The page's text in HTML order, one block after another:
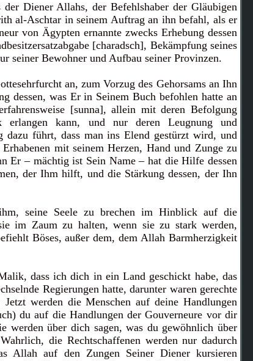
der Diener Allahs, der Befehlshaber der Gläubigen
al-Aschtar in seinem Auftrag an ihn befahl, als er
von Ägypten ernannte zwecks Erhebung dessen
[charadsch], Bekämpfung seines
seiner Bewohner und Aufbau seiner Provinzen.
an, zum Vorzug des Gehorsams an Ihn
dessen, was Er in Seinem Buch befohlen hatte an
[sunna], allein mit deren Befolgung
erlangen kann, und nur deren Leugnung und
dazu führt, dass man ins Elend gestürzt wird, und
mit seinem Herzen, Hand und Zunge zu
Er – mächtig ist Sein Name – hat die Hilfe dessen
der Ihm hilft, und die Stärkung dessen, der Ihn
seine Seele zu brechen im Hinblick auf die
im Zaum zu halten, wenn sie zu stark werden,
Böses, außer dem, dem Allah Barmherzigkeit
dass ich dich in ein Land geschickt habe, das
Regierungen hatte, darunter waren gerechte
Jetzt werden die Menschen auf deine Handlungen
du auf die Handlungen der Gouverneure vor dir
werden über dich sagen, was du gewöhnlich über
die Rechtschaffenen werden nur dadurch
Allah auf den Zungen Seiner Diener kursieren